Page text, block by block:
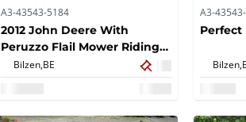
A3-43543-5184
2012 John Deere With
Peruzzo Flail Mower Riding
Mower
Bilzen,BE
A3-
Perfect
Bilzen,